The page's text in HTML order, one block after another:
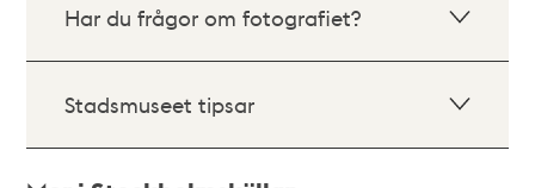
Har du frågor om fotografiet?
Stadsmuseet tipsar